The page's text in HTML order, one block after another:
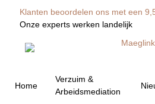
Klanten beoordelen ons met een
Onze experts werken landelijk
Home
Verzuim &
Arbeidsmediation